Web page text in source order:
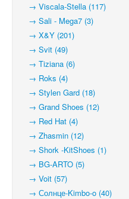
→ Viscala-Stella (117)
→ Sali - Mega7 (3)
→ X&Y (201)
→ Svit (49)
→ Tiziana (6)
→ Roks (4)
→ Stylen Gard (18)
→ Grand Shoes (12)
→ Red Hat (4)
→ Zhasmin (12)
→ Shork -KitShoes (1)
→ BG-ARTO (5)
→ Voit (57)
→ Солнце-Kimbo-o (40)